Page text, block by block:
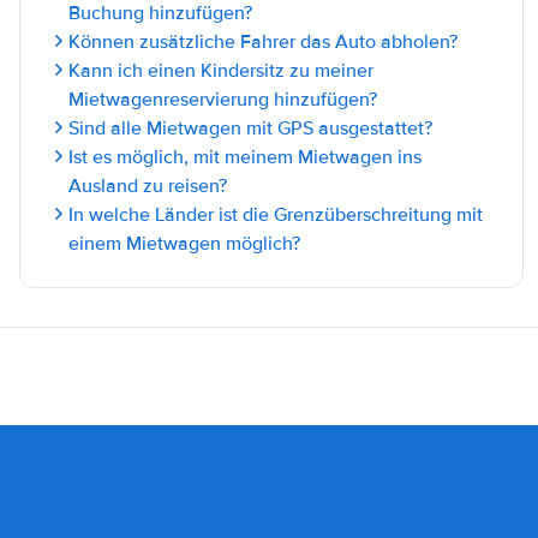
Buchung hinzufügen?
Können zusätzliche Fahrer das Auto abholen?
Kann ich einen Kindersitz zu meiner
Mietwagenreservierung hinzufügen?
Sind alle Mietwagen mit GPS ausgestattet?
Ist es möglich, mit meinem Mietwagen ins
Ausland zu reisen?
In welche Länder ist die Grenzüberschreitung mit
einem Mietwagen möglich?